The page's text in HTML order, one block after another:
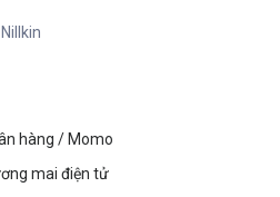
hàng / Momo
mai điện tử